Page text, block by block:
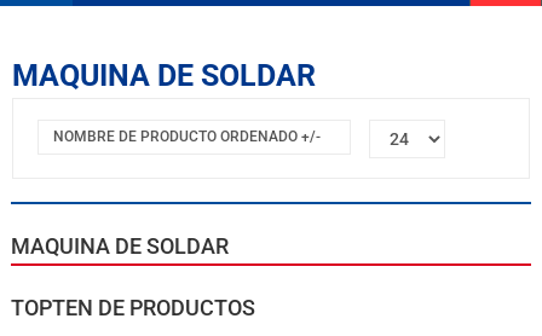
MAQUINA DE SOLDAR
NOMBRE DE PRODUCTO ORDENADO +/-
MAQUINA DE SOLDAR
TOPTEN DE PRODUCTOS